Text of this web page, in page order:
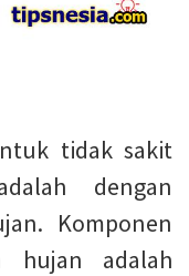
tidak sakit
dengan
Komponen
hujan adalah